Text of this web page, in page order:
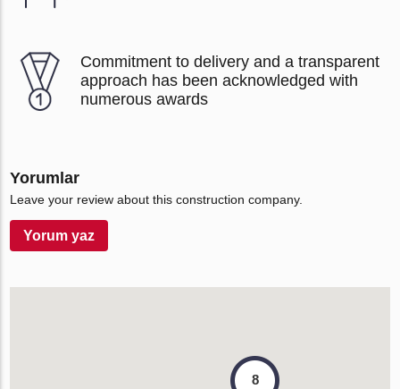
Commitment to delivery and a transparent
approach has been acknowledged with
numerous awards
Yorumlar
Leave your review about this construction company.
Yorum yaz
8